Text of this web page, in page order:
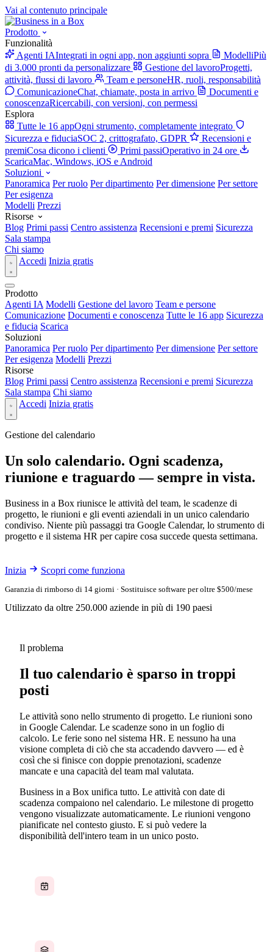
Vai al contenuto principale
Prodotto
Funzionalità
Agenti IAIntegrati in ogni app, non aggiunti sopra ModelliPiù
di 3.000 pronti da personalizzare
Gestione del lavoroProgetti,
attività, flussi di lavoro
Team e personeHR, ruoli, responsabilità
ComunicazioneChat, chiamate, posta in arrivo
Documenti e
conoscenzaRicercabili, con versioni, con permessi
Esplora
Tutte le 16 appOgni strumento, completamente integrato
Sicurezza e fiduciaSOC 2, crittografato, GDPR
Recensioni e
premiCosa dicono i clienti Primi passiOperativo in 24 ore
ScaricaMac, Windows, iOS e Android
Soluzioni
Panoramica Per ruolo Per dipartimento Per dimensione Per settore
Per esigenza
Modelli Prezzi
Risorse
Blog Primi passi Centro assistenza Recensioni e premi Sicurezza
Sala stampa
Chi siamo
Accedi Inizia gratis
Prodotto
Agenti IA Modelli Gestione del lavoro Team e persone
Comunicazione Documenti e conoscenza Tutte le 16 app Sicurezza
e fiducia Scarica
Soluzioni
Panoramica Per ruolo Per dipartimento Per dimensione Per settore
Per esigenza Modelli Prezzi
Risorse
Blog Primi passi Centro assistenza Recensioni e premi Sicurezza
Sala stampa Chi siamo
Accedi Inizia gratis
Gestione del calendario
Un solo calendario. Ogni scadenza,
riunione e traguardo — sempre in vista.
Business in a Box riunisce le attività del team, le scadenze di
progetto, le riunioni e gli eventi aziendali in un unico calendario
condiviso. Niente più passaggi tra Google Calendar, lo strumento di
progetto e il sistema HR per capire cosa succede questa settimana.
Inizia Scopri come funziona
Garanzia di rimborso di 14 giorni · Sostituisce software per oltre $500/mese
Utilizzato da oltre 250.000 aziende in più di 190 paesi
Il problema
Il tuo calendario è sparso in troppi
posti
Le attività sono nello strumento di progetto. Le riunioni sono
in Google Calendar. Le scadenze sono in un foglio di
calcolo. Le ferie sono nel sistema HR. E nessuno ha una
visione completa di ciò che sta accadendo davvero — ed è
così che si finisce con doppie prenotazioni, scadenze
mancate e una capacità del team mal valutata.
Business in a Box unifica tutto. Le attività con date di
scadenza compaiono nel calendario. Le milestone di progetto
vengono visualizzate automaticamente. Le riunioni vengono
pianificate nel contesto giusto. E si può vedere la
disponibilità dell'intero team in un unico posto.